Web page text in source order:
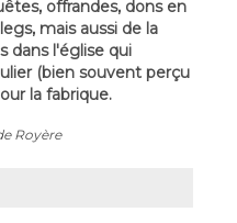
offrandes, dons en
mais aussi de la
dans l'église qui
(bien souvent perçu
la fabrique.
Royère